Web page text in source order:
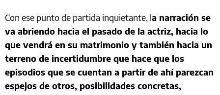
Con ese punto de partida inquietante, la narración se
va abriendo hacia el pasado de la actriz, hacia lo
que vendrá en su matrimonio y también hacia un
terreno de incertidumbre que hace que los
episodios que se cuentan a partir de ahí parezcan
espejos de otros, posibilidades concretas,